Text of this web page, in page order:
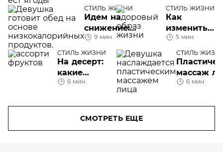
посчитаем?
жидкости:
диета,
фитнес,
косметика
СТИЛЬ ЖИЗНИ
Идем на
снижение:
низкокалорийные
продукты
9 мин.
СТИЛЬ ЖИЗНИ
Как
изменить
свой образ
жизни с
пользой
для кожи.
11 советов
5 мин.
СТИЛЬ ЖИЗНИ
На десерт:
какие
фрукты
есть при
похудении
6 мин.
СТИЛЬ
массаж
6 мин.
СМОТРЕТЬ ЕЩЕ